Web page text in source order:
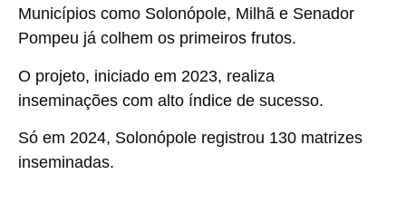
Municípios como Solonópole, Milhã e Senador
Pompeu já colhem os primeiros frutos.
O projeto, iniciado em 2023, realiza
inseminações com alto índice de sucesso.
Só em 2024, Solonópole registrou 130 matrizes
inseminadas.